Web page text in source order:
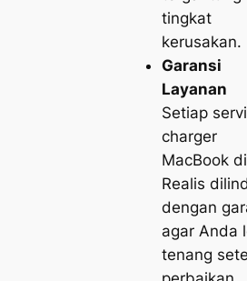
tingkat
kerusakan.
Garansi
Layanan
Setiap
charger
MacBook di
Realis
dengan
agar Anda
tenang